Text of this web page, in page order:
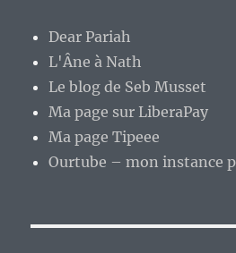
Dear Pariah
L'Âne à Nath
Le blog de Seb Musset
Ma page sur LiberaPay
Ma page Tipeee
Ourtube – mon instance